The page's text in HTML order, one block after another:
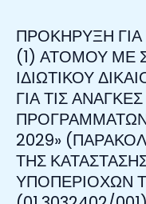
ΓΙΑ
ΤΙΣ
ΑΝΑΓΚΕΣ
ΤΟΥ
ΕΡΕΥΝΗΤΙΚΟΥ
ΠΡΟΓΡΑΜΜΑΤΟΣ
«LIGHTWIND»
ΜΕ
Κ.Ε.
ΠΡΟΚΗΡΥΞΗ
(1) ΑΤΟΜΟΥ ΜΕ
ΙΔΙΩΤΙΚΟΥ
ΓΙΑ ΤΙΣ
2029»
ΤΗΣ
ΥΠΟΠΕΡΙΟΧΩΝ
ΠΡΟΚΗΡΥΞΗ
ΓΙΑ
ΤΗΝ
ΠΡΟΣΛΗΨΗ
ΕΝΟΣ
ΑΤΟΜΟΥ
ΜΕ
ΣΥΜΒΑΣΗ
ΕΡΓΑΣΙΑΣ